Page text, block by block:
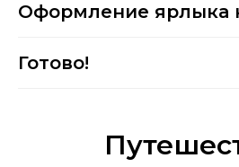
Оформление ярлыка
Готово!